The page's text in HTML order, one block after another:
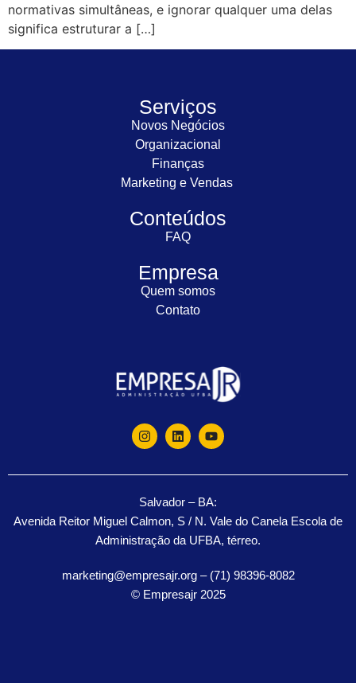
normativas simultâneas, e ignorar qualquer uma delas
significa estruturar a […]
Serviços
Novos Negócios
Organizacional
Finanças
Marketing e Vendas
Conteúdos
FAQ
Empresa
Quem somos
Contato
Salvador – BA:
Avenida Reitor Miguel Calmon, S / N. Vale do Canela Escola de
Administração da UFBA, térreo.
marketing@empresajr.org – (71) 98396-8082
© Empresajr 2025